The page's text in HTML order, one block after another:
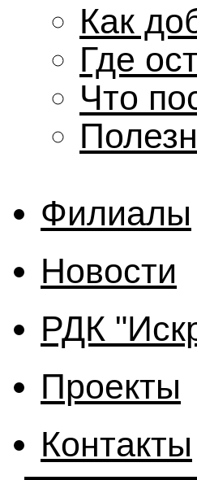
Как
Где
Что
Филиалы
Новости
РДК
Проекты
Контакты